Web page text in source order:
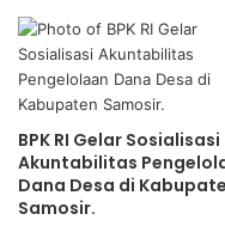
BPK RI Gelar Sosialisasi
Akuntabilitas
Dana Desa di
Samosir.